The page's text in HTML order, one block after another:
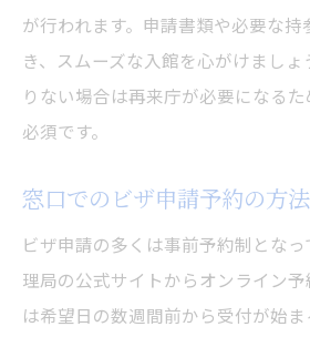
が行われます。申請書類や必要な持
き、スムーズな入館を心がけまし
りない場合は再来庁が必要になる
必須です。
窓口でのビザ申請予約の方
ビザ申請の多くは事前予約制とな
理局の公式サイトからオンライン
は希望日の数週間前から受付が始